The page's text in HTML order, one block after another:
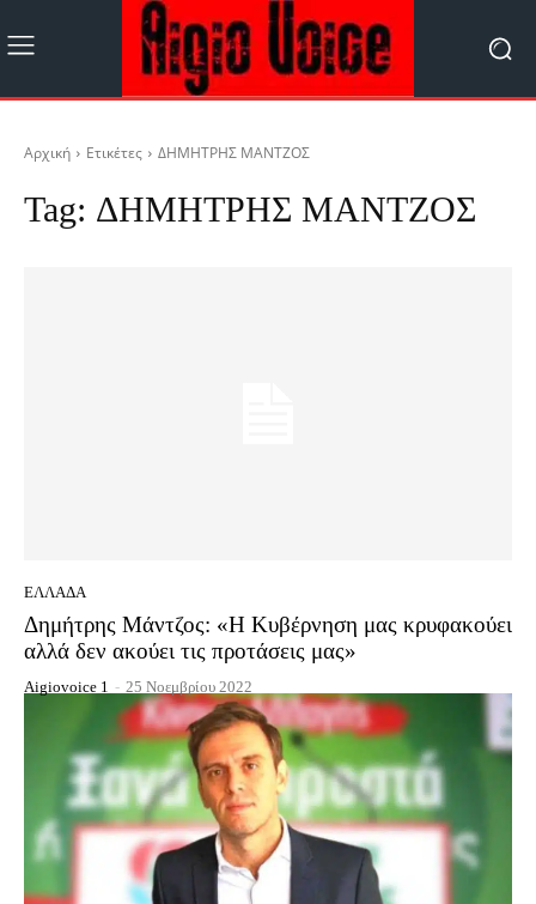
Αρχική Ετικέτες ΔΗΜΗΤΡΗΣ ΜΑΝΤΖΟΣ
Tag: ΔΗΜΗΤΡΗΣ ΜΑΝΤΖΟΣ
ΕΛΛΆΔΑ
Δημήτρης Μάντζος: «Η Κυβέρνηση μας κρυφακούει
αλλά δεν ακούει τις προτάσεις μας»
Aigiovoice 1 - 25 Νοεμβρίου 2022